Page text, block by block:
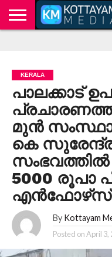
KERALA
പാലക്കാട്
മുന്‍
കെ
സംഭവത്തില്‍
5000 രൂപാ
By Kottayam
Posted onApril 3,